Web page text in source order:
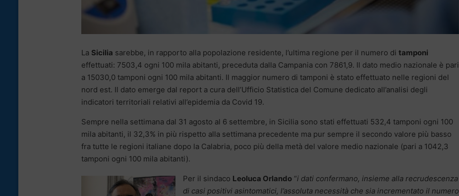
La Sicilia sarebbe, in rapporto alla popolazione residente, l’ultima regione per il numero di tamponi
effettuati: 7503,4 ogni 100 mila abitanti, preceduta dalla Campania con 7861,9. Il dato medio nazionale è pari
a 15030,0 tamponi ogni 100 mila abitanti. Il maggior numero di tamponi è stato effettuato nelle regioni del
nord est. Il dato emerge dal report a cura dell’Ufficio Statistica del Comune dedicato all’analisi degli
indicatori territoriali relativi all’epidemia da Covid 19.
Sempre nella settimana dal 31 agosto al 6 settembre, in Sicilia sono stati effettuati 532,4 tamponi ogni 100
mila abitanti, il 32,3% in più rispetto alla settimana precedente ma pur sempre il secondo valore più basso
fra tutte le regioni italiane dopo la Calabria, poco più della metà del valore medio nazionale (pari a 1042,3
tamponi ogni 100 mila abitanti).
Per il sindaco Leoluca Orlando “i dati confermano, insieme alla recrudescenza
di casi positivi asintomatici, l’assoluta necessità che sia incrementato il numero